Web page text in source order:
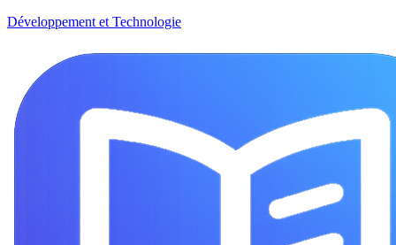
Développement et Technologie